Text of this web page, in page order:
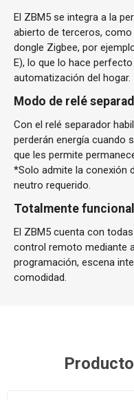
El ZBM5 se integra a la
abierto de terceros,
dongle Zigbee, por
E), lo que lo hace
automatización del hogar.
Modo de relé
Con el relé separador
perderán energía cuando
que les permite
*Solo admite la conexión
neutro requerido.
Totalmente funcional
El ZBM5 cuenta con
control remoto mediante
programación, escena
comodidad.